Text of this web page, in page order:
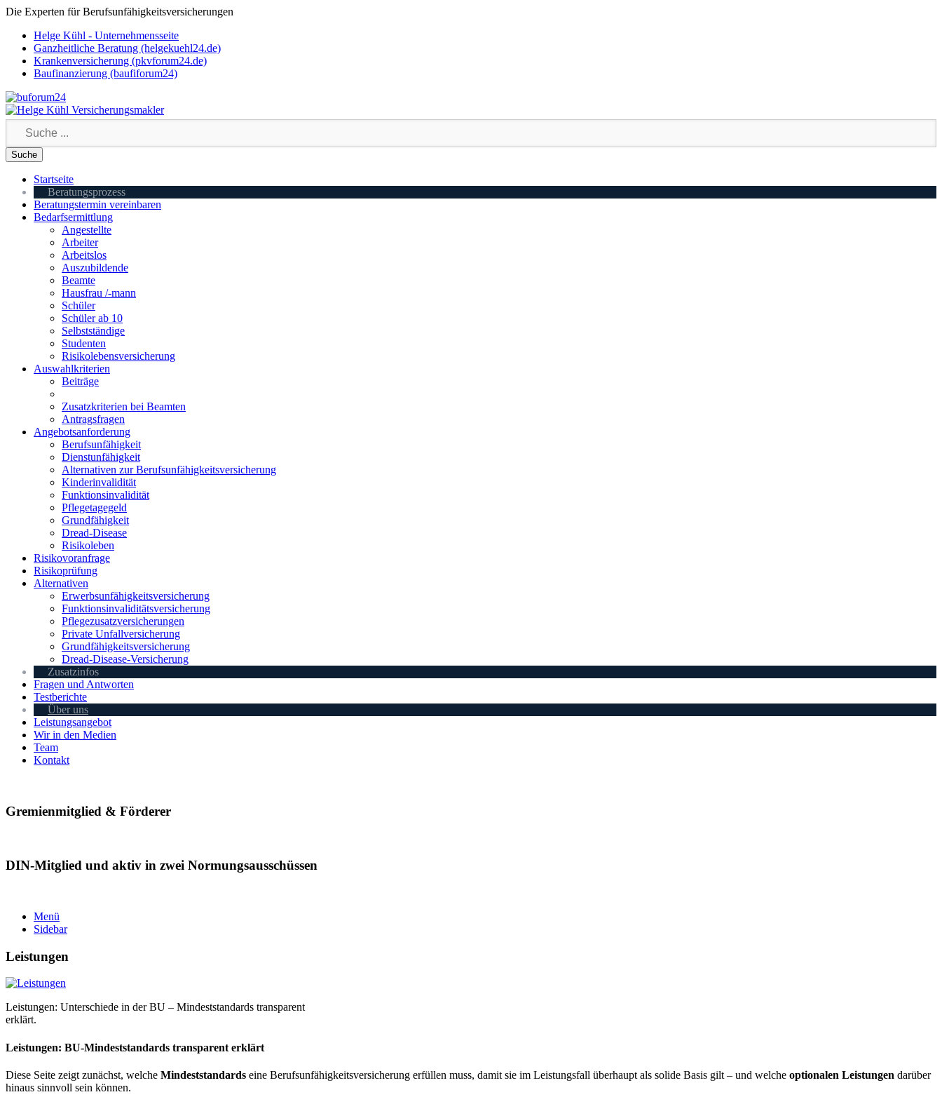
Die Experten für Berufsunfähigkeitsversicherungen
Helge Kühl - Unternehmensseite
Ganzheitliche Beratung (helgekuehl24.de)
Krankenversicherung (pkvforum24.de)
Baufinanzierung (baufiforum24)
Startseite
Beratungsprozess
Beratungstermin vereinbaren
Bedarfsermittlung
Angestellte
Arbeiter
Arbeitslos
Auszubildende
Beamte
Hausfrau /-mann
Schüler
Schüler ab 10
Selbstständige
Studenten
Risikolebensversicherung
Auswahlkriterien
Beiträge
Zusatzkriterien bei Beamten
Antragsfragen
Angebotsanforderung
Berufsunfähigkeit
Dienstunfähigkeit
Alternativen zur Berufsunfähigkeitsversicherung
Kinderinvalidität
Funktionsinvalidität
Pflegetagegeld
Grundfähigkeit
Dread-Disease
Risikoleben
Risikovoranfrage
Risikoprüfung
Alternativen
Erwerbsunfähigkeitsversicherung
Funktionsinvaliditätsversicherung
Pflegezusatzversicherungen
Private Unfallversicherung
Grundfähigkeitsversicherung
Dread-Disease-Versicherung
Zusatzinfos
Fragen und Antworten
Testberichte
Über uns
Leistungsangebot
Wir in den Medien
Team
Kontakt
Gremienmitglied & Förderer
DIN-Mitglied und aktiv in zwei Normungsausschüssen
Menü
Sidebar
Leistungen
Leistungen: Unterschiede in der BU – Mindeststandards transparent
erklärt.
Leistungen: BU-Mindeststandards transparent erklärt
Diese Seite zeigt zunächst, welche Mindeststandards eine Berufsunfähigkeitsversicherung erfüllen muss, damit sie im Leistungsfall überhaupt als solide Basis gilt – und welche optionalen Leistungen darüber
hinaus sinnvoll sein können.